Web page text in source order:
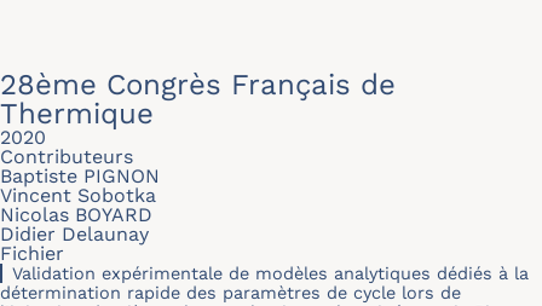
28ème Congrès Français de
Thermique
2020
Contributeurs
Baptiste PIGNON
Vincent Sobotka
Nicolas BOYARD
Didier Delaunay
Fichier
Validation expérimentale de modèles analytiques dédiés à la
détermination rapide des paramètres de cycle lors de